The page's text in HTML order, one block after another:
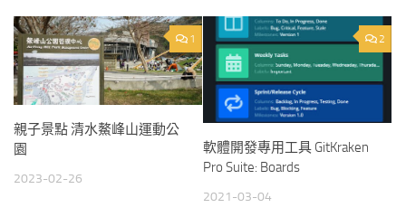
1
親子景點 清水鰲峰山運動公
園
2023-02-26
2
軟體開發專用工具 GitKraken
Pro Suite: Boards
2021-03-04